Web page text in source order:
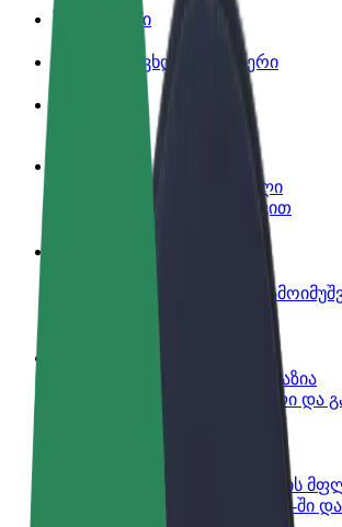
შეღავათები
როგორ გავხდე გამომწერი
გახდი პარტნიორი მძღოლი
იმუშავე საკუთარი გრაფიკით
შეასრულე შეკვეთები და
დაამატე რესტორანი ან მაღაზია
მოიზიდე მეტი მომხმარებელი და
დარეგისტრირდი ავტოპარკის
დაამატე შენი ავტოპარკი Bolt-ში